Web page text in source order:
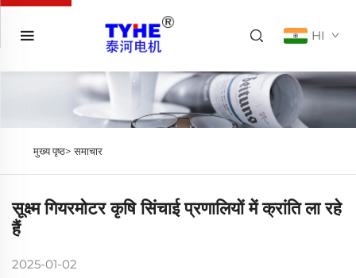
HI
मुख्य पृष्ठ> समाचार
सूक्ष्म गियरमोटर कृषि सिंचाई प्रणालियों में क्रांति ला रहे
हैं
2025-01-02